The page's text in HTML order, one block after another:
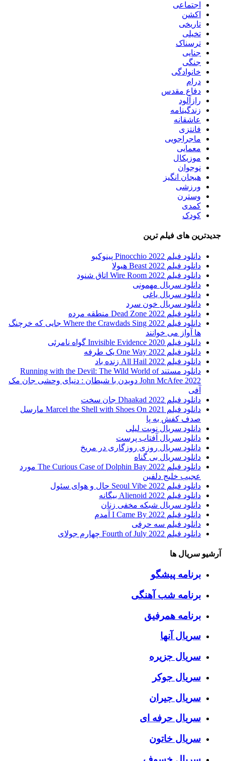
اجتماعی
اکشن
تاریخی
تخیلی
ترسناک
جنایی
جنگی
خانوادگی
درام
دفاع مقدس
رازآلود
زندگینامه
عاشقانه
فانتزی
ماجراجویی
معمایی
موزیکال
نوجوان
هیجان انگیز
ورزشی
وسترن
کمدی
کودک
جدیدترین های فیلم ترین
دانلود فیلم Pinocchio 2022 پینوکیو
دانلود فیلم Beast 2022 هیولا
دانلود فیلم Wire Room 2022 اتاق شنود
دانلود سریال مهمونی
دانلود سریال یاغی
دانلود سریال خون سرد
دانلود فیلم 2022 Dead Zone منطقه مرده
دانلود فیلم Where the Crawdads Sing 2022 جایی که خرچنگ
ها آواز می خوانند
دانلود فیلم 2020 Invisible Evidence گواه نامرئی
دانلود فیلم One Way 2022 یک طرفه
دانلود فیلم All Hail 2022 زنده باد
دانلود مستند Running with the Devil: The Wild World of
John McAfee 2022 دویدن با شیطان : دنیای وحشی جان مک
آفی
دانلود فیلم Dhaakad 2022 جان سخت
دانلود فیلم Marcel the Shell with Shoes On 2021 مارسل
صدف کفش به پا
دانلود سریال نوبت لیلی
دانلود سریال آفتاب پرست
دانلود سریال روزی روزگاری در مریخ
دانلود سریال بی گناه
دانلود فیلم The Curious Case of Dolphin Bay 2022 مورد
عجیب خلیج دلفین
دانلود فیلم Seoul Vibe 2022 حال و هوای سئول
دانلود فیلم Alienoid 2022 بیگانه
دانلود سریال شبکه مخفی زنان
دانلود فیلم I Came By 2022 آمدم
دانلود فیلم سه حرفی
دانلود فیلم Fourth of July 2022 چهارم جولای
آرشیو سریال ها
برنامه پیشگو
برنامه شب آهنگی
برنامه همرفیق
سریال آنها
سریال جزیره
سریال جوکر
سریال جیران
سریال حرفه ای
سریال خاتون